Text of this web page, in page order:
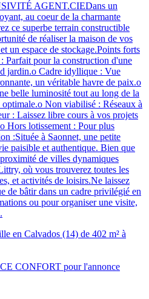
AGENT.CIEDans un
au coeur de la charmante
ce superbe terrain constructible
de réaliser la maison de vos
un espace de stockage.Points forts
Parfait pour la construction d'une
jardin.o Cadre idyllique : Vue
un véritable havre de paix.o
belle luminosité tout au long de la
Non viabilisé : Réseaux à
: Laissez libre cours à vos projets
Hors lotissement : Pour plus
:Située à Saonnet, une petite
paisible et authentique. Bien que
de villes dynamiques
où vous trouverez toutes les
et activités de loisirs.Ne laissez
de bâtir dans un cadre privilégié en
ou pour organiser une visite,